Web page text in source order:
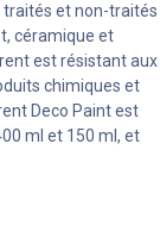
et non-traités
céramique et
est résistant aux
chimiques et
Deco Paint est
ml et 150 ml, et